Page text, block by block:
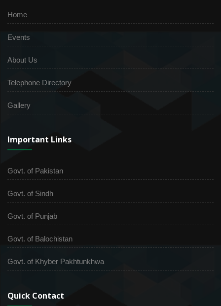
Home
Events
About Us
Telephone Directory
Gallery
Important Links
Govt. of Pakistan
Govt. of Sindh
Govt. of Punjab
Govt. of Balochistan
Govt. of Khyber Pakhtunkhwa
Quick Contact